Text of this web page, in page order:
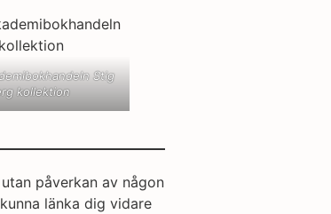
Stig
kollektion
påverkan av någon
länka dig vidare